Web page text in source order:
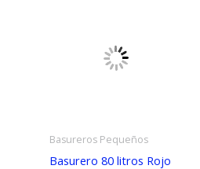
Basureros Pequeños
Basurero 80 litros Rojo